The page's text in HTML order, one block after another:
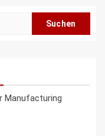
Manufacturing